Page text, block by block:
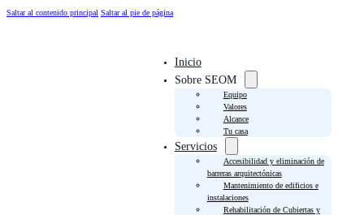
Saltar al contenido principal Saltar al pie de página
Inicio
Sobre SEOM
Equipo
Valores
Alcance
Tu casa
Servicios
Accesibilidad y eliminación de
barreras arquitectónicas
Mantenimiento de edificios e
instalaciones
Rehabilitación de Cubiertas y